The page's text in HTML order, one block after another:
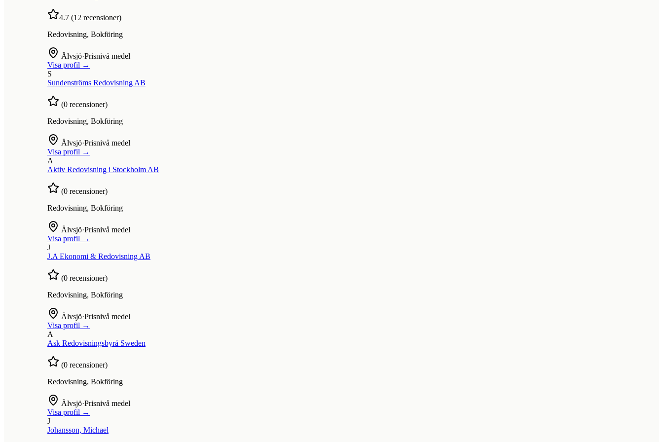
4.7 (12 recensioner)
Redovisning, Bokföring
Älvsjö·Prisnivå medel
Visa profil →
S
Sundenströms Redovisning AB
(0 recensioner)
Redovisning, Bokföring
Älvsjö·Prisnivå medel
Visa profil →
A
Aktiv Redovisning i Stockholm AB
(0 recensioner)
Redovisning, Bokföring
Älvsjö·Prisnivå medel
Visa profil →
J
J.A Ekonomi & Redovisning AB
(0 recensioner)
Redovisning, Bokföring
Älvsjö·Prisnivå medel
Visa profil →
A
Ask Redovisningsbyrå Sweden
(0 recensioner)
Redovisning, Bokföring
Älvsjö·Prisnivå medel
Visa profil →
J
Johansson, Michael